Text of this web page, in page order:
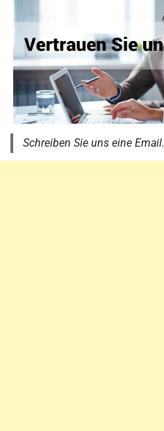
Schreiben Sie uns eine Email.